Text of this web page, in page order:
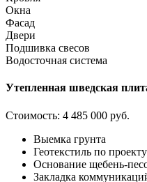
Окна
Фасад
Двери
Подшивка свесов
Водосточная система
Утепленная шведская
Стоимость: 4 485 000 руб.
Выемка грунта
Геотекстиль по
Основание щебень-
Закладка